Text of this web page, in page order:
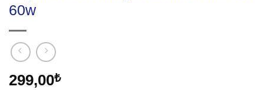
60w
299,00₺